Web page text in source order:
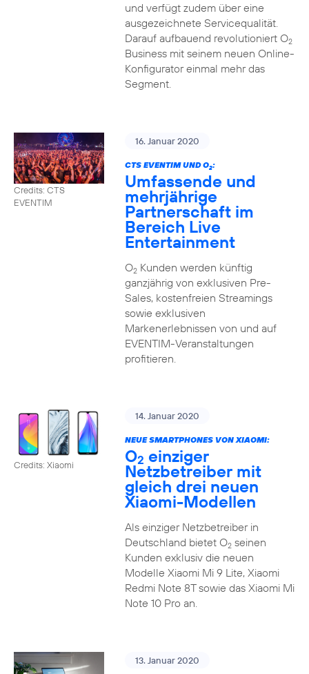
und verfügt zudem über eine
ausgezeichnete Servicequalität.
Darauf aufbauend revolutioniert O2
Business mit seinem neuen Online-
Konfigurator einmal mehr das
Segment.
Credits: CTS
EVENTIM
16. Januar 2020
CTS EVENTIM UND O2:
Umfassende und
mehrjährige
Partnerschaft im
Bereich Live
Entertainment
O2Kunden werden künftig
ganzjährig von exklusiven Pre-
Sales, kostenfreien Streamings
sowie exklusiven
Markenerlebnissen von und auf
EVENTIM-Veranstaltungen
profitieren.
Credits: Xiaomi
14. Januar 2020
NEUE SMARTPHONES VON XIAOMI:
O2 einziger
Netzbetreiber mit
gleich drei neuen
Xiaomi-Modellen
Als einziger Netzbetreiber in
Deutschland bietet O2seinen
Kunden exklusiv die neuen
Modelle Xiaomi Mi 9 Lite, Xiaomi
Redmi Note 8T sowie das Xiaomi Mi
Note 10 Pro an.
13. Januar 2020